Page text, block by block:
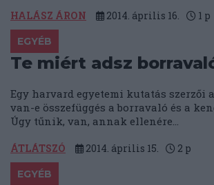
HALÁSZ ÁRON 2014. április 16. 1 p
EGYÉB
Te miért adsz
Egy harvard egyetemi kutatás szerzői
van-e összefüggés a borravaló és a
Úgy tűnik, van, annak ellenére...
ÁTLÁTSZÓ 2014. április 15. 2 p
EGYÉB